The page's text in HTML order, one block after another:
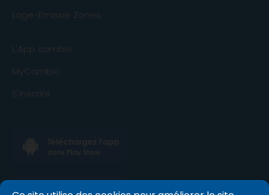
Lage-Emissie Zones
L'App cambio
MyCambio
S'inscrire